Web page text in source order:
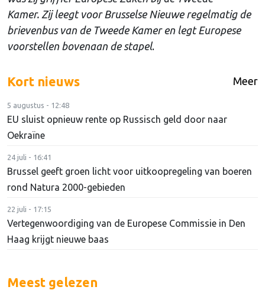
Kamer. Zij leegt voor Brusselse Nieuwe regelmatig de
brievenbus van de Tweede Kamer en legt Europese
voorstellen bovenaan de stapel.
Kort nieuws Meer
5 augustus - 12:48
EU sluist opnieuw rente op Russisch geld door naar
Oekraïne
24 juli - 16:41
Brussel geeft groen licht voor uitkoopregeling van boeren
rond Natura 2000-gebieden
22 juli - 17:15
Vertegenwoordiging van de Europese Commissie in Den
Haag krijgt nieuwe baas
Meest gelezen